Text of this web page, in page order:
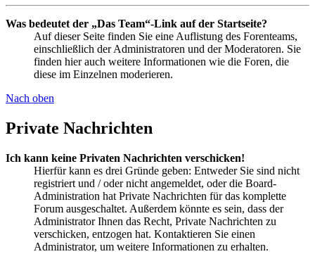
Was bedeutet der „Das Team“-Link auf der Startseite?
Auf dieser Seite finden Sie eine Auflistung des Forenteams,
einschließlich der Administratoren und der Moderatoren. Sie
finden hier auch weitere Informationen wie die Foren, die
diese im Einzelnen moderieren.
Nach oben
Private Nachrichten
Ich kann keine Privaten Nachrichten verschicken!
Hierfür kann es drei Gründe geben: Entweder Sie sind nicht
registriert und / oder nicht angemeldet, oder die Board-
Administration hat Private Nachrichten für das komplette
Forum ausgeschaltet. Außerdem könnte es sein, dass der
Administrator Ihnen das Recht, Private Nachrichten zu
verschicken, entzogen hat. Kontaktieren Sie einen
Administrator, um weitere Informationen zu erhalten.